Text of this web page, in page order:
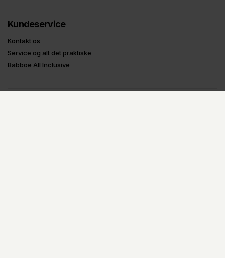
Kundeservice
Kontakt os
Service og alt det praktiske
Babboe All Inclusive